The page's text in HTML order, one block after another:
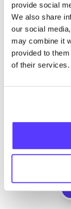
provide social
We also share
our social
may combine it
provided to
of their services.
ReShare
Korte
Ajouter à l'itinéraire